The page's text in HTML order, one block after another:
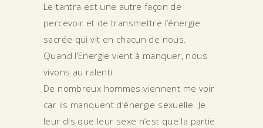
Le tantra est une autre façon de
percevoir et de transmettre l’énergie
sacrée qui vit en chacun de nous.
Quand l’Energie vient à manquer, nous
vivons au ralenti.
De nombreux hommes viennent me voir
car ils manquent d’énergie sexuelle. Je
leur dis que leur sexe n’est que la partie